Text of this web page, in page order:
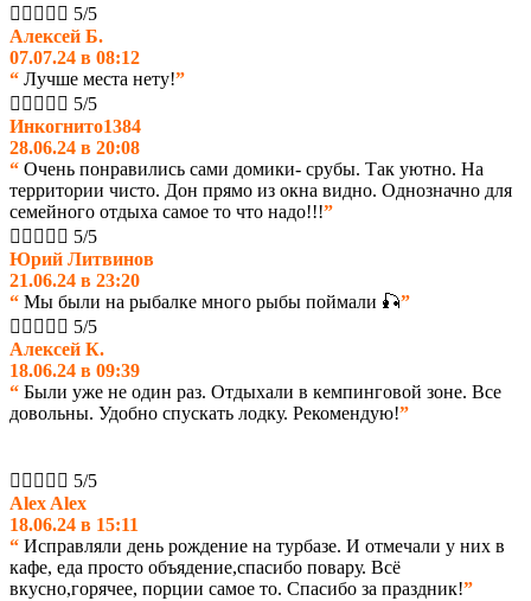
     5/5
Алексей Б.
07.07.24 в 08:12
“ Лучше места нету!”
     5/5
Инкогнито1384
28.06.24 в 20:08
“ Очень понравились сами домики- срубы. Так уютно. На
территории чисто. Дон прямо из окна видно. Однозначно для
семейного отдыха самое то что надо!!!”
     5/5
Юрий Литвинов
21.06.24 в 23:20
“ Мы были на рыбалке много рыбы поймали 🎣”
     5/5
Aлексей К.
18.06.24 в 09:39
“ Были уже не один раз. Отдыхали в кемпинговой зоне. Все
довольны. Удобно спускать лодку. Рекомендую!”
     5/5
Alex Alex
18.06.24 в 15:11
“ Исправляли день рождение на турбазе. И отмечали у них в
кафе, еда просто объядение,спасибо повару. Всё
вкусно,горячее, порции самое то. Спасибо за праздник!”